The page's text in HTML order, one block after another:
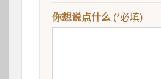
你想说点什么 (*必填)